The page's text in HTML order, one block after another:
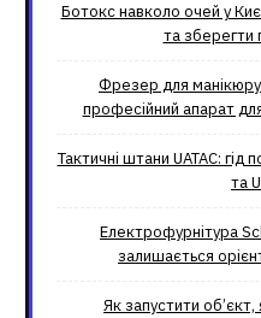
Ботокс навколо очей у
та зберегти
Фрезер для
професійний апарат
Тактичні штани UATAC: гід
та
Електрофурнітура
залишається
Як запустити